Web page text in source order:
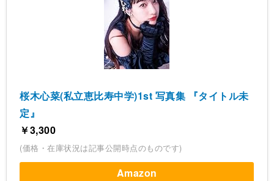
桜木心菜(私立恵比寿中学)1st 写真集 『タイトル未
定』
￥3,300
(価格・在庫状況は記事公開時点のものです)
Amazon